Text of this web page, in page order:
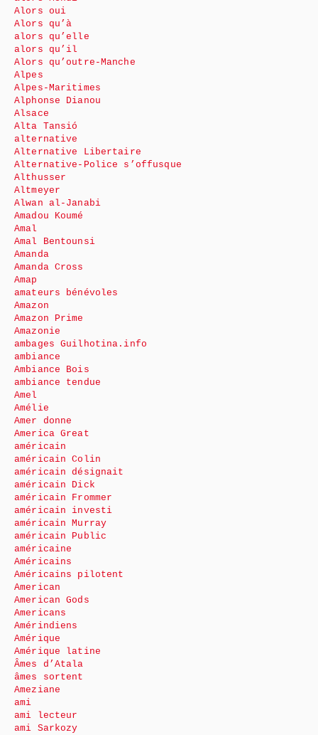
Alors oui
Alors qu’à
alors qu’elle
alors qu’il
Alors qu’outre-Manche
Alpes
Alpes-Maritimes
Alphonse Dianou
Alsace
Alta Tansió
alternative
Alternative Libertaire
Alternative-Police s’offusque
Althusser
Altmeyer
Alwan al-Janabi
Amadou Koumé
Amal
Amal Bentounsi
Amanda
Amanda Cross
Amap
amateurs bénévoles
Amazon
Amazon Prime
Amazonie
ambages Guilhotina.info
ambiance
Ambiance Bois
ambiance tendue
Amel
Amélie
Amer donne
America Great
américain
américain Colin
américain désignait
américain Dick
américain Frommer
américain investi
américain Murray
américain Public
américaine
Américains
Américains pilotent
American
American Gods
Americans
Amérindiens
Amérique
Amérique latine
Âmes d’Atala
âmes sortent
Ameziane
ami
ami lecteur
ami Sarkozy